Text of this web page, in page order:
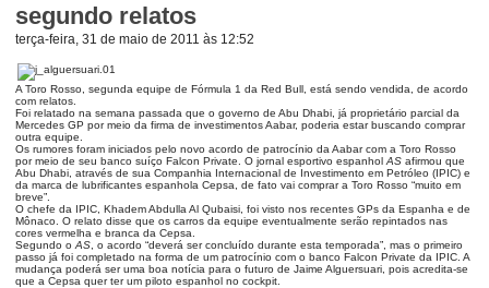
segundo relatos
terça-feira, 31 de maio de 2011 às 12:52
A Toro Rosso, segunda equipe de Fórmula 1 da Red Bull, está sendo vendida, de acordo
com relatos.
Foi relatado na semana passada que o governo de Abu Dhabi, já proprietário parcial da
Mercedes GP por meio da firma de investimentos Aabar, poderia estar buscando comprar
outra equipe.
Os rumores foram iniciados pelo novo acordo de patrocínio da Aabar com a Toro Rosso
por meio de seu banco suíço Falcon Private. O jornal esportivo espanholAS afirmou que
Abu Dhabi, através de sua Companhia Internacional de Investimento em Petróleo (IPIC) e
da marca de lubrificantes espanhola Cepsa, de fato vai comprar a Toro Rosso “muito em
breve”.
O chefe da IPIC, Khadem Abdulla Al Qubaisi, foi visto nos recentes GPs da Espanha e de
Mônaco. O relato disse que os carros da equipe eventualmente serão repintados nas
cores vermelha e branca da Cepsa.
Segundo oAS , o acordo “deverá ser concluído durante esta temporada”, mas o primeiro
passo já foi completado na forma de um patrocínio com o banco Falcon Private da IPIC. A
mudança poderá ser uma boa notícia para o futuro de Jaime Alguersuari, pois acredita-se
que a Cepsa quer ter um piloto espanhol no cockpit.